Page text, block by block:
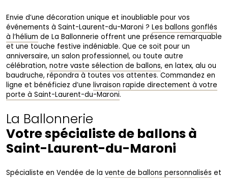
Envie d’une décoration unique et inoubliable pour vos
événements à Saint-Laurent-du-Maroni ? Les ballons gonflés
à l’hélium de La Ballonnerie offrent une présence remarquable
et une touche festive indéniable. Que ce soit pour un
anniversaire, un salon professionnel, ou toute autre
célébration, notre vaste sélection de ballons, en latex, alu ou
baudruche, répondra à toutes vos attentes. Commandez en
ligne et bénéficiez d’une livraison rapide directement à votre
porte à Saint-Laurent-du-Maroni.
La Ballonnerie
Votre spécialiste de ballons à
Saint-Laurent-du-Maroni
Spécialiste en Vendée de la vente de ballons personnalisés et